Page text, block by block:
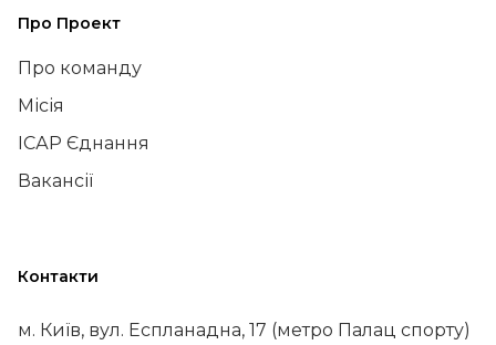
Про Проект
Про команду
Місія
ІСАР Єднання
Вакансії
Контакти
м. Київ, вул. Еспланадна, 17 (метро Палац спорту)